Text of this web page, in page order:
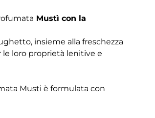
Mustì con la
insieme alla freschezza
loro proprietà lenitive e
Musti è formulata con